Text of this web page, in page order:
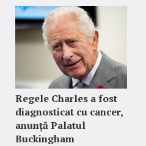
Regele Charles a fost
diagnosticat cu cancer,
anunță Palatul
Buckingham